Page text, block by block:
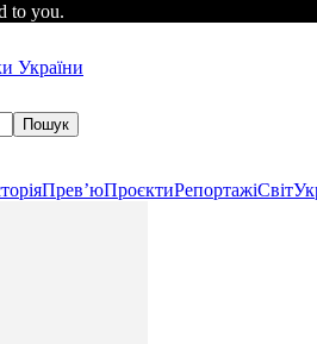
to you.
України
Прев’юПроєктиРепортажіСвіт